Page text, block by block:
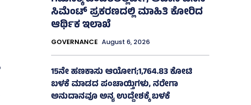
ಸಿಮೆಂಟ್ ಪ್ರಕರಣದಲ್ಲಿ ಮಾಹಿತಿ ಕೋರಿದ
ಆರ್ಥಿಕ ಇಲಾಖೆ
GOVERNANCE August 6, 2026
15ನೇ ಹಣಕಾಸು ಆಯೋಗ;1,764.83 ಕೋಟಿ
ಬಳಕೆ ಮಾಡದ ಪಂಚಾಯ್ತಿಗಳು, ನರೇಗಾ
ಅನುದಾನವೂ ಅನ್ಯ ಉದ್ದೇಶಕ್ಕೆ ಬಳಕೆ